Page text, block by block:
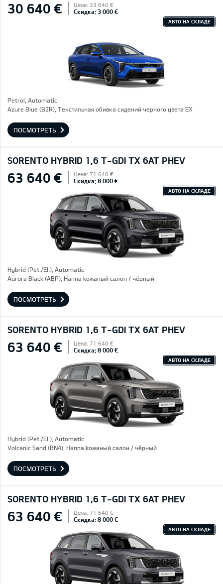
30 640 € Цена: 33 640 €
Скидка: 3 000 €
АВТО НА СКЛАДЕ
Petrol, Automatic
Azure Blue (B2R), Текстильная обивка сидений черного цвета EX
ПОСМОТРЕТЬ
SORENTO HYBRID 1,6 T-GDI TX 6AT PHEV
63 640 € Цена: 71 640 €
Скидка: 8 000 €
АВТО НА СКЛАДЕ
Hybrid (Pet./El.), Automatic
Aurora Black (ABP), Hаппа kожаный салон / чёрный
ПОСМОТРЕТЬ
SORENTO HYBRID 1,6 T-GDI TX 6AT PHEV
63 640 € Цена: 71 640 €
Скидка: 8 000 €
АВТО НА СКЛАДЕ
Hybrid (Pet./El.), Automatic
Volcanic Sand (BN4), Hаппа kожаный салон / чёрный
ПОСМОТРЕТЬ
SORENTO HYBRID 1,6 T-GDI TX 6AT PHEV
63 640 € Цена: 71 640 €
Скидка: 8 000 €
АВТО НА СКЛАДЕ